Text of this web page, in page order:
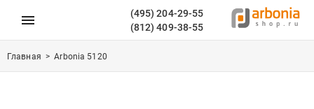
(495) 204-29-55
(812) 409-38-55
Главная >Arbonia 5120